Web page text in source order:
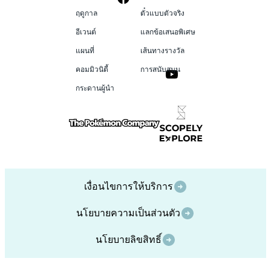
ฤดูกาล
อีเวนต์
แผนที่
คอมมิวนิตี้
กระดานผู้นำ
ตั๋วแบบตัวจริง
แลกข้อเสนอพิเศษ
เส้นทางรางวัล
การสนับสนุน
เงื่อนไขการให้บริการ
นโยบายความเป็นส่วนตัว
นโยบายลิขสิทธิ์